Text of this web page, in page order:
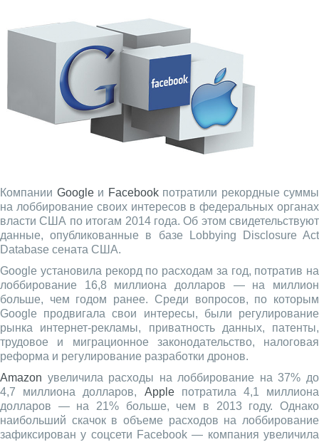
Компании Googleи Facebookпотратили рекордные суммы
на лоббирование своих интересов в федеральных органах
власти США по итогам 2014 года. Об этом свидетельствуют
данные, опубликованные в базе Lobbying Disclosure Act
Database сената США.
Google установила рекорд по расходам за год, потратив на
лоббирование 16,8 миллиона долларов — на миллион
больше, чем годом ранее. Среди вопросов, по которым
Google продвигала свои интересы, были регулирование
рынка интернет-рекламы, приватность данных, патенты,
трудовое и миграционное законодательство, налоговая
реформа и регулирование разработки дронов.
Amazon увеличила расходы на лоббирование на 37% до
4,7 миллиона долларов, Apple потратила 4,1 миллиона
долларов — на 21% больше, чем в 2013 году. Однако
наибольший скачок в объеме расходов на лоббирование
зафиксирован у соцсети Facebook — компания увеличила